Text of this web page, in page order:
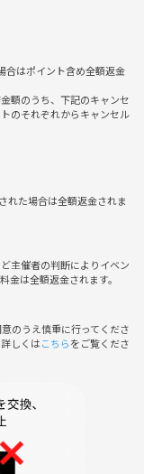
楽しむゆるっとコミュ
のきっかけづくりをサ
会えるのが魅力。無理
・暴言など
投稿
営側の指示に従ってい
しくないと判断した方
よう参加者同士の連絡
いております。なお、
杯。大阪の“おいしい
分を返金致します。
合はポイント含め全額返金
額のうち、下記のキャンセ
のそれぞれからキャンセル
れた場合は全額返金されま
主催者の判断によりイベン
金は全額返金されます。
のうえ慎重に行ってくださ
しくはこちらをご覧くださ